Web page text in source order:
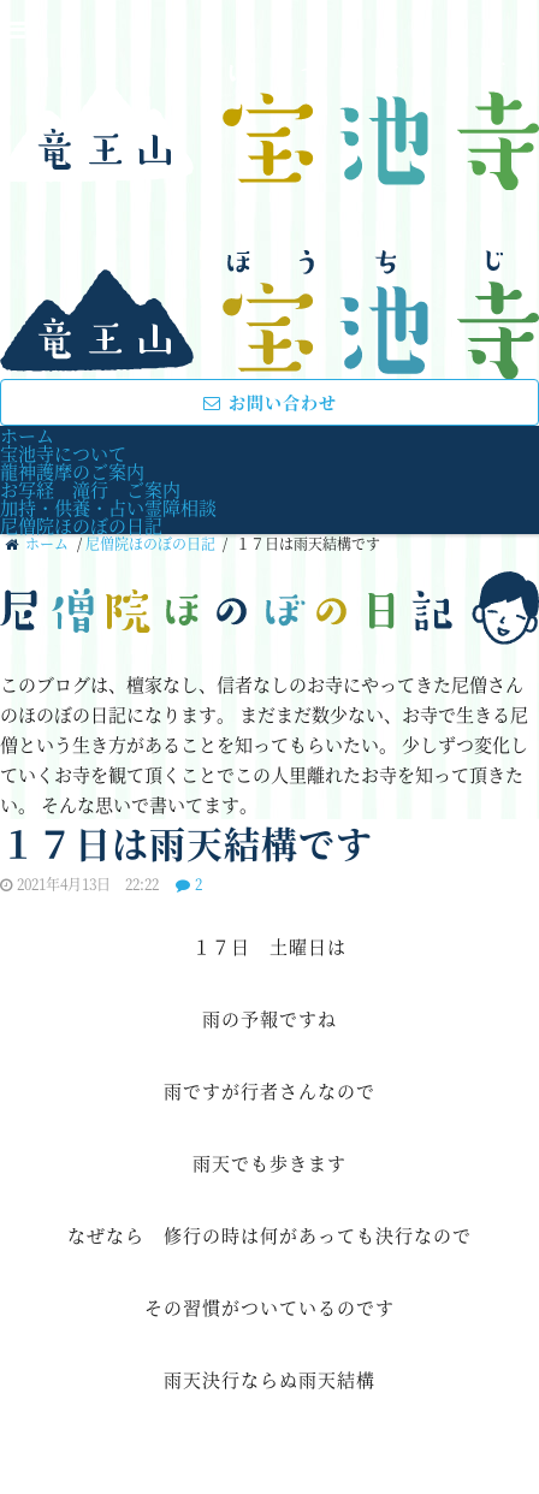
お問い合わせ
ホーム
宝池寺について
龍神護摩のご案内
お写経 滝行 ご案内
加持・供養・占い霊障相談
尼僧院ほのぼの日記
ホーム / 尼僧院ほのぼの日記 / １７日は雨天結構です
このブログは、檀家なし、信者なしのお寺にやってきた尼僧さん
のほのぼの日記になります。 まだまだ数少ない、お寺で生きる尼
僧という生き方があることを知ってもらいたい。
少しずつ変化し
ていくお寺を観て頂くことでこの人里離れたお寺を知って頂きた
い。 そんな思いで書いてます。
１７日は雨天結構です
2021年4月13日 22:22 2
１７日 土曜日は
雨の予報ですね
雨ですが行者さんなので
雨天でも歩きます
なぜなら 修行の時は何があっても決行なので
その習慣がついているのです
雨天決行ならぬ雨天結構